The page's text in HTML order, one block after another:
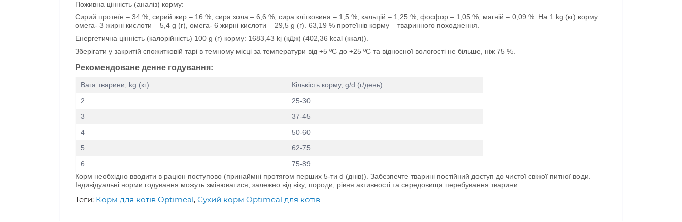
Поживна цінність (аналіз) корму:
Сирий протеїн – 34 %, сирий жир – 16 %, сира зола – 6,6 %, сира клітковина – 1,5 %, кальцій – 1,25 %, фосфор – 1,05 %, магній – 0,09 %. На 1 kg (кг) корму:
омега- 3 жирні кислоти – 5,4 g (г), омега- 6 жирні кислоти – 29,5 g (г). 63,19 % протеїнів корму – тваринного походження.
Енергетична цінність (калорійність) 100 g (г) корму: 1683,43 kj (кДж) (402,36 kcal (ккал)).
Зберігати у закритій спожитковій тарі в темному місці за температури від +5 ºС до +25 ºС та відносної вологості не більше, ніж 75 %.
Рекомендоване денне годування:
Вага тварини, kg (кг)
Кількість корму, g/d (г/день)
2
25-30
3
37-45
4
50-60
5
62-75
6
75-89
Корм необхідно вводити в раціон поступово (принаймні протягом перших 5-ти d (днів)). Забезпечте тварині постійний доступ до чистої свіжої питної води.
Індивідуальні норми годування можуть змінюватися, залежно від віку, породи, рівня активності та середовища перебування тварини.
Теги: Корм для котів Optimeal, Сухий корм Optimeal для котів